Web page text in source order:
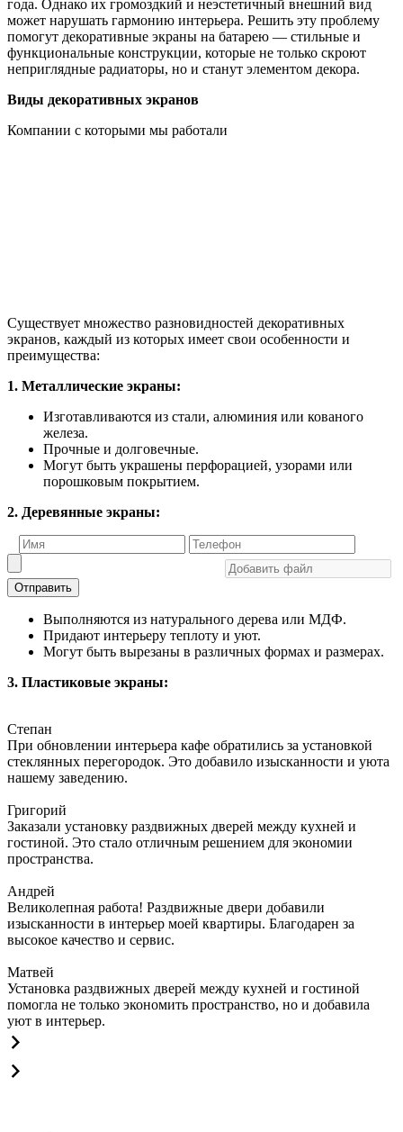
года. Однако их громоздкий и неэстетичный внешний вид
может нарушать гармонию интерьера. Решить эту проблему
помогут декоративные экраны на батарею — стильные и
функциональные конструкции, которые не только скроют
неприглядные радиаторы, но и станут элементом декора.
Виды декоративных экранов
Компании с которыми мы работали
Существует множество разновидностей декоративных
экранов, каждый из которых имеет свои особенности и
преимущества:
1. Металлические экраны:
Изготавливаются из стали, алюминия или кованого
железа.
Прочные и долговечные.
Могут быть украшены перфорацией, узорами или
порошковым покрытием.
2. Деревянные экраны:
Отправить
Выполняются из натурального дерева или МДФ.
Придают интерьеру теплоту и уют.
Могут быть вырезаны в различных формах и размерах.
3. Пластиковые экраны:
Степан
При обновлении интерьера кафе обратились за установкой
стеклянных перегородок. Это добавило изысканности и уюта
нашему заведению.
Григорий
Заказали установку раздвижных дверей между кухней и
гостиной. Это стало отличным решением для экономии
пространства.
Андрей
Великолепная работа! Раздвижные двери добавили
изысканности в интерьер моей квартиры. Благодарен за
высокое качество и сервис.
Матвей
Установка раздвижных дверей между кухней и гостиной
помогла не только экономить пространство, но и добавила
уют в интерьер.